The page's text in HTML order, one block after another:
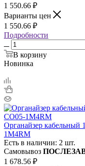
1 550.66 ₽
Варианты цен
1 550.66 ₽
Подробности
В корзину
Новинка
Органайзер
1M4RM
Есть в наличии: 2 шт.
Самовывоз
1 678.56 ₽